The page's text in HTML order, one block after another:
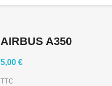
AIRBUS A350
5,00 €
TTC